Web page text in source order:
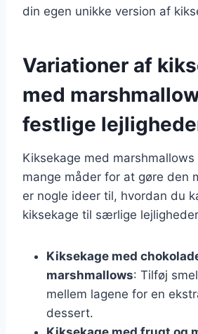
din egen unikke version af
Variationer af
med
festlige
Kiksekage med
mange måder for at gøre den
er nogle ideer til, hvordan du
kiksekage til særlige
Kiksekage med
marshmallows: Tilføj
mellem lagene for en
dessert.